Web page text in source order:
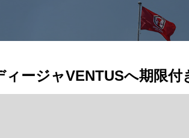
ージャVENTUSへ期限付